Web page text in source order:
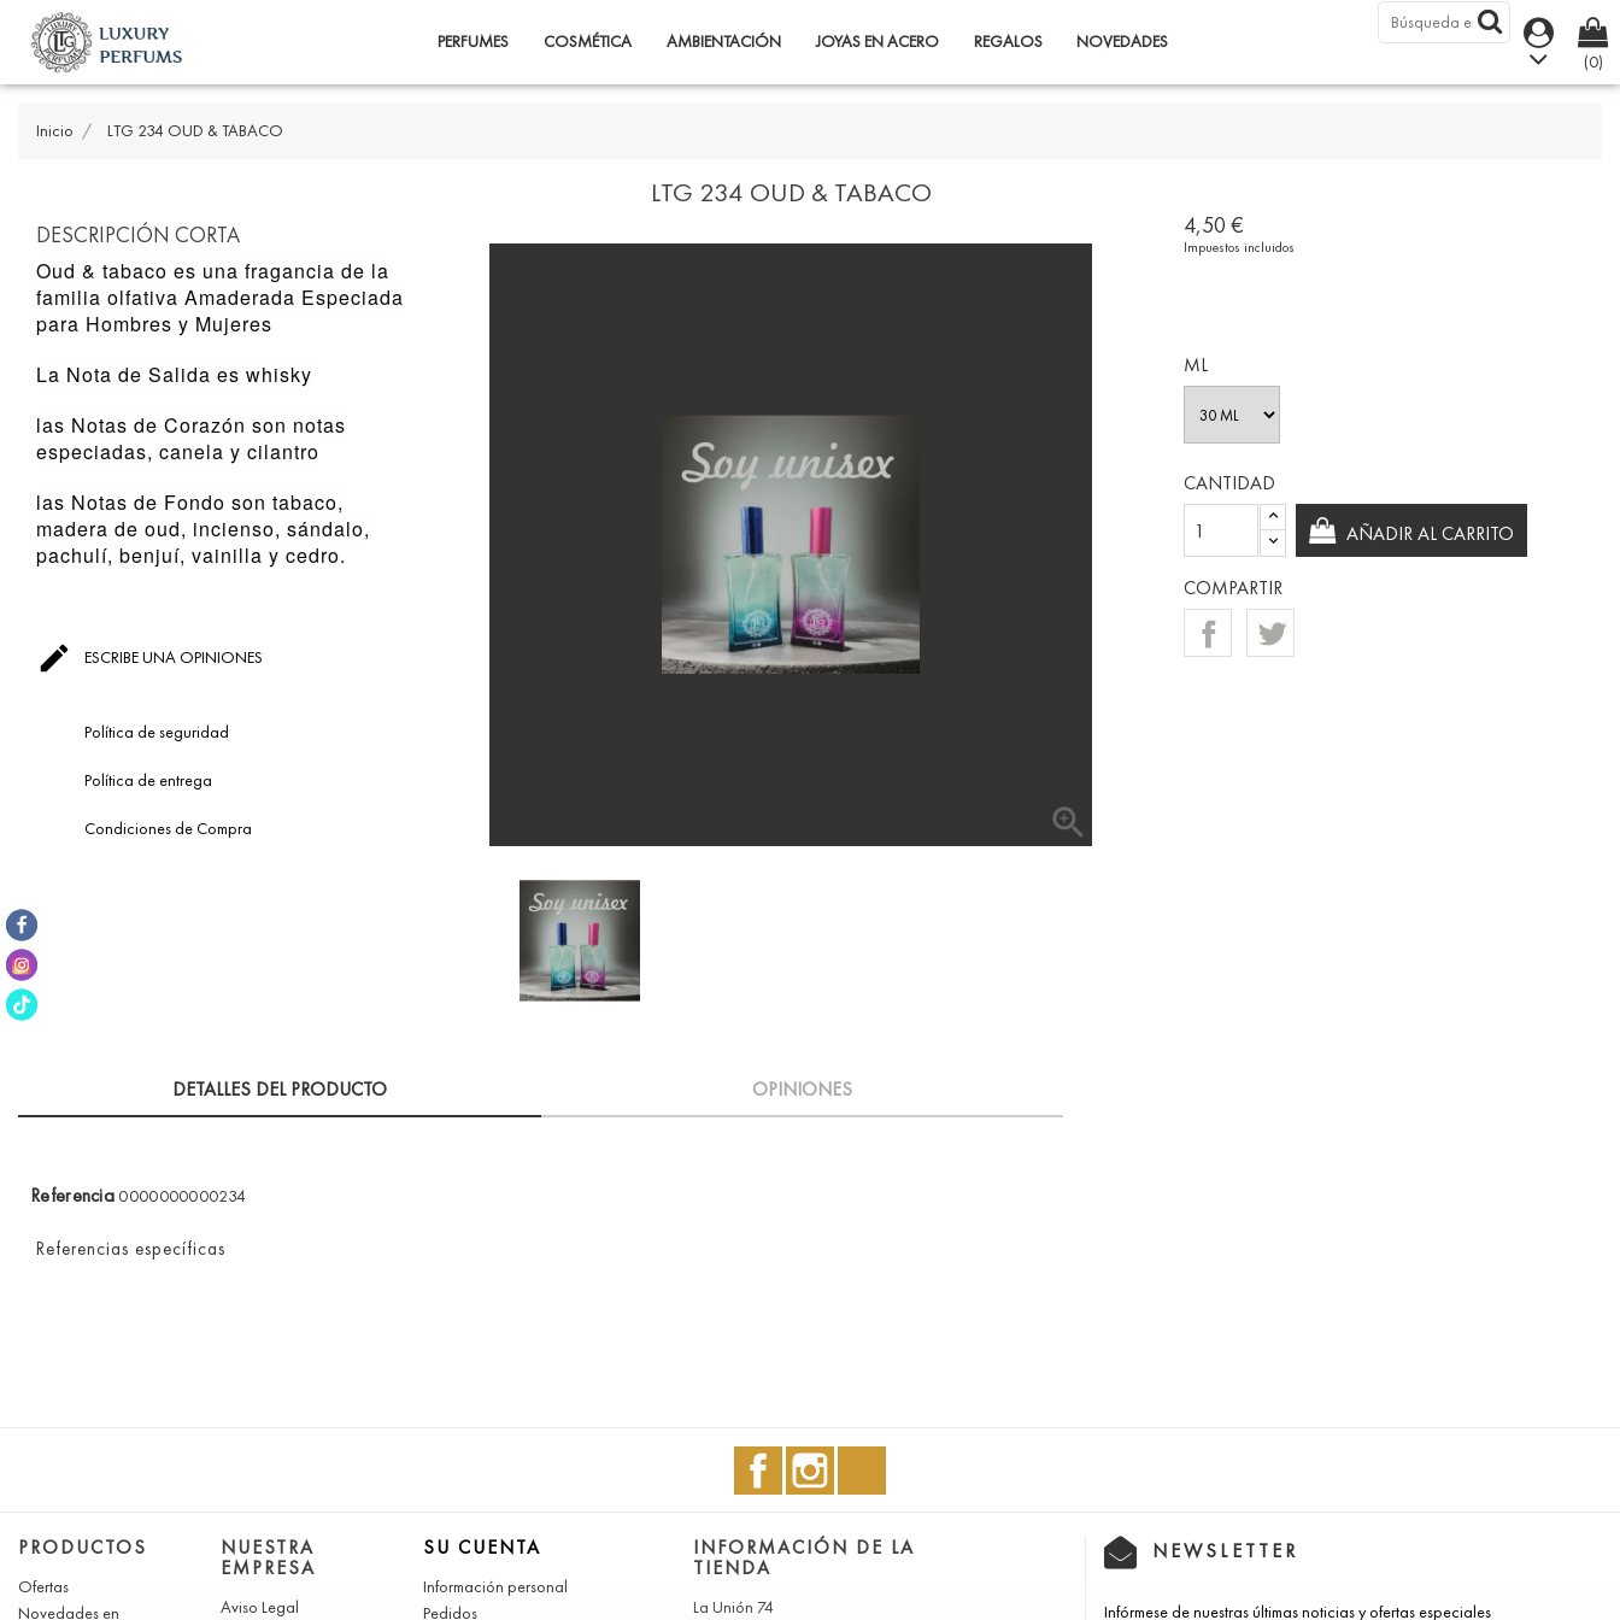
PERFUMES COSMÉTICA AMBIENTACIÓN JOYAS EN ACERO REGALOS
NOVEDADES
(0)
Inicio LTG 234 OUD & TABACO
DESCRIPCIÓN CORTA
Oud & tabaco es una fragancia de la
familia olfativa Amaderada Especiada
para Hombres y Mujeres
La Nota de Salida es whisky
las Notas de Corazón son notas
especiadas, canela y cilantro
las Notas de Fondo son tabaco,
madera de oud, incienso, sándalo,
pachulí, benjuí, vainilla y cedro.
 ESCRIBE UNA OPINIONES
Política de seguridad
Política de entrega
Condiciones de Compra
LTG 234 OUD & TABACO

4,50 €
Impuestos incluidos
ML
CANTIDAD
AÑADIR AL CARRITO
COMPARTIR
DETALLES DEL PRODUCTO OPINIONES
Referencia 0000000000234
Referencias específicas
Facebook
PRODUCTOS
Ofertas
Novedades en
NUESTRA
EMPRESA
Aviso Legal
SU CUENTA
Información personal
Pedidos
INFORMACIÓN DE LA
TIENDA
La Unión 74
NEWSLETTER
Infórmese de nuestras últimas noticias y ofertas especiales